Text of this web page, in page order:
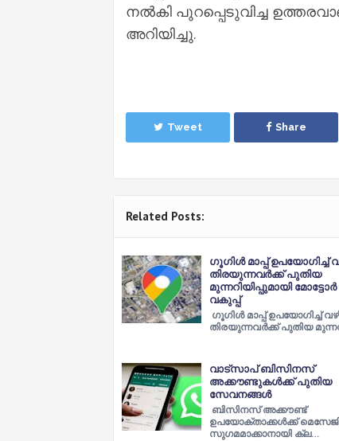
നൽകി പുറപ്പെടുവിച്ച
അറിയിച്ചു.
Tweet Share
Related Posts:
ഗൂഗിള്‍ മാപ്പ് ഉപയോഗിച്ച്‌
തിരയുന്നവര്‍ക്ക് പുതിയ
മുന്നറിയിപ്പുമായി
വകുപ്പ്
ഗൂഗിള്‍ മാപ്പ് ഉപയോഗിച്ച്‌
തിരയുന്നവര്‍ക്ക് പുതിയ
വാട്സാപ് ബിസിനസ്
അക്കൗണ്ടുകള്‍ക്ക് പുതിയ
സേവനങ്ങള്‍
ബിസിനസ് അക്കൗണ്ട്
ഉപയോക്താക്കള്‍ക്ക്
സുഗമമാക്കാനായി ക്ല…